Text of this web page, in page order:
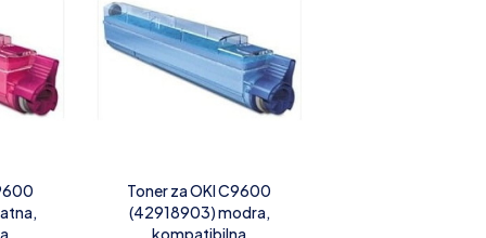
Toner za OKI C9600
(42918903) modra,
kompatibilna